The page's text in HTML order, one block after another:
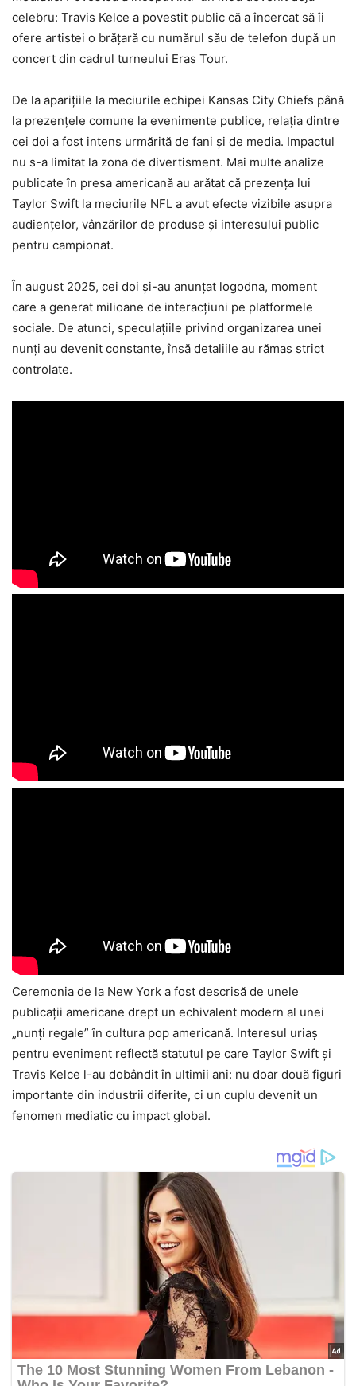
celebru: Travis Kelce a povestit public că a încercat să îi
ofere artistei o brățară cu numărul său de telefon după un
concert din cadrul turneului Eras Tour.
De la aparițiile la meciurile echipei Kansas City Chiefs până
la prezențele comune la evenimente publice, relația dintre
cei doi a fost intens urmărită de fani și de media. Impactul
nu s-a limitat la zona de divertisment. Mai multe analize
publicate în presa americană au arătat că prezența lui
Taylor Swift la meciurile NFL a avut efecte vizibile asupra
audiențelor, vânzărilor de produse și interesului public
pentru campionat.
În august 2025, cei doi și-au anunțat logodna, moment
care a generat milioane de interacțiuni pe platformele
sociale. De atunci, speculațiile privind organizarea unei
nunți au devenit constante, însă detaliile au rămas strict
controlate.
Ceremonia de la New York a fost descrisă de unele
publicații americane drept un echivalent modern al unei
„nunți regale” în cultura pop americană. Interesul uriaș
pentru eveniment reflectă statutul pe care Taylor Swift și
Travis Kelce l-au dobândit în ultimii ani: nu doar două figuri
importante din industrii diferite, ci un cuplu devenit un
fenomen mediatic cu impact global.